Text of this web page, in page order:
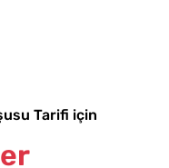
Tarifi için